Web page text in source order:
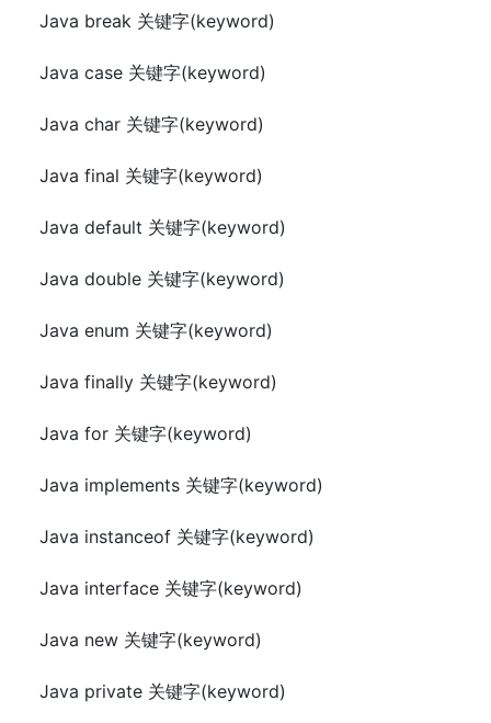
Java break 关键字(keyword)
Java case 关键字(keyword)
Java char 关键字(keyword)
Java final 关键字(keyword)
Java default 关键字(keyword)
Java double 关键字(keyword)
Java enum 关键字(keyword)
Java finally 关键字(keyword)
Java for 关键字(keyword)
Java implements 关键字(keyword)
Java instanceof 关键字(keyword)
Java interface 关键字(keyword)
Java new 关键字(keyword)
Java private 关键字(keyword)